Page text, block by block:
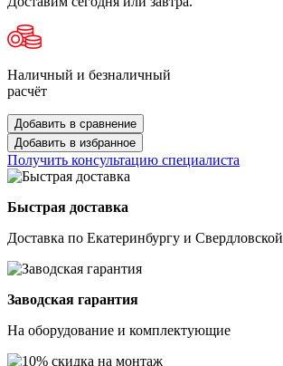
Наличный и безналичный
расчёт
Добавить в сравнение
Добавить в избранное
Получить консультацию специалиста
Быстрая доставка
Доставка по Екатеринбургу и
Заводская гарантия
На оборудование и комплектующие